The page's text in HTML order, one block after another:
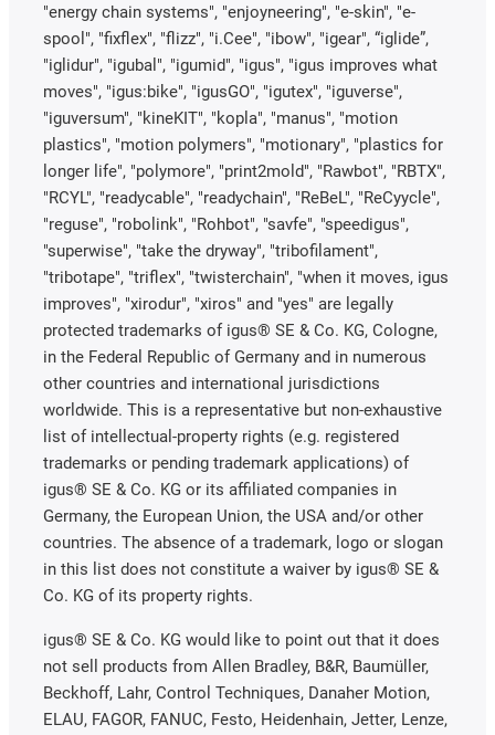
"energy chain systems", "enjoyneering", "e-skin", "e-
spool", "fixflex", "flizz", "i.Cee", "ibow", "igear", “iglide”,
"iglidur", "igubal", "igumid", "igus", "igus improves what
moves", "igus:bike", "igusGO", "igutex", "iguverse",
"iguversum", "kineKIT", "kopla", "manus", "motion
plastics", "motion polymers", "motionary", "plastics for
longer life", "polymore", "print2mold", "Rawbot", "RBTX",
"RCYL", "readycable", "readychain", "ReBeL", "ReCyycle",
"reguse", "robolink", "Rohbot", "savfe", "speedigus",
"superwise", "take the dryway", "tribofilament",
"tribotape", "triflex", "twisterchain", "when it moves, igus
improves", "xirodur", "xiros" and "yes" are legally
protected trademarks of igus® SE & Co. KG, Cologne,
in the Federal Republic of Germany and in numerous
other countries and international jurisdictions
worldwide. This is a representative but non-exhaustive
list of intellectual-property rights (e.g. registered
trademarks or pending trademark applications) of
igus® SE & Co. KG or its affiliated companies in
Germany, the European Union, the USA and/or other
countries. The absence of a trademark, logo or slogan
in this list does not constitute a waiver by igus® SE &
Co. KG of its property rights.
igus® SE & Co. KG would like to point out that it does
not sell products from Allen Bradley, B&R, Baumüller,
Beckhoff, Lahr, Control Techniques, Danaher Motion,
ELAU, FAGOR, FANUC, Festo, Heidenhain, Jetter, Lenze,